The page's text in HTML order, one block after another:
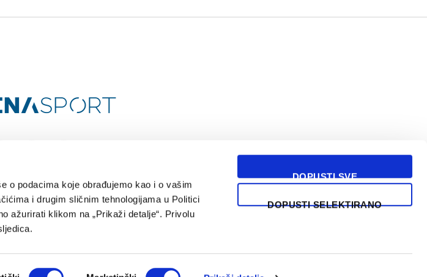
o podacima koje obrađujemo kao i o vašim
i drugim sličnim tehnologijama u Politici
ažurirati klikom na „Prikaži detalje“. Privolu
DOPUSTI SVE
DOPUSTI SELEKTIRANO
POLITIKA PRIVATNOSTI
Designed by